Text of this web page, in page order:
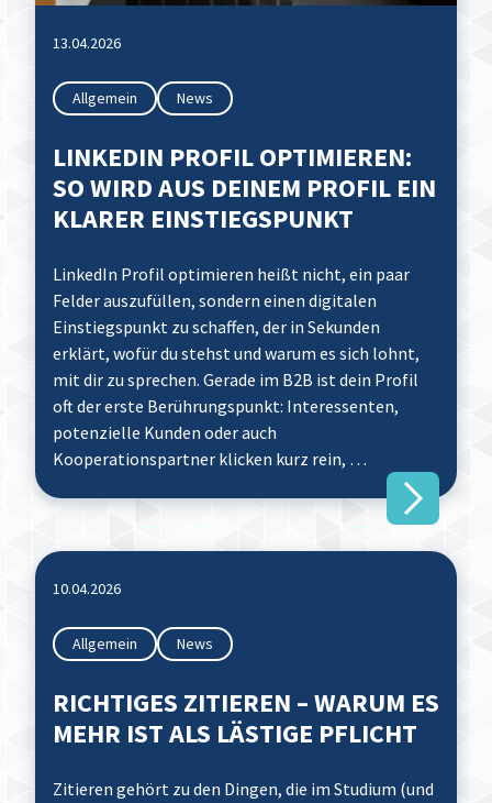
13.04.2026
Allgemein News
LINKEDIN PROFIL OPTIMIEREN:
SO WIRD AUS DEINEM PROFIL EIN
KLARER EINSTIEGSPUNKT
LinkedIn Profil optimieren heißt nicht, ein paar
Felder auszufüllen, sondern einen digitalen
Einstiegspunkt zu schaffen, der in Sekunden
erklärt, wofür du stehst und warum es sich lohnt,
mit dir zu sprechen. Gerade im B2B ist dein Profil
oft der erste Berührungspunkt: Interessenten,
potenzielle Kunden oder auch
Kooperationspartner klicken kurz rein, …
10.04.2026
Allgemein News
RICHTIGES ZITIEREN – WARUM ES
MEHR IST ALS LÄSTIGE PFLICHT
Zitieren gehört zu den Dingen, die im Studium (und